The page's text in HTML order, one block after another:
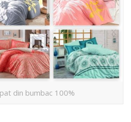
din bumbac 100%